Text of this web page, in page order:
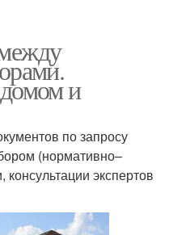
и
по запросу
(нормативно–
экспертов